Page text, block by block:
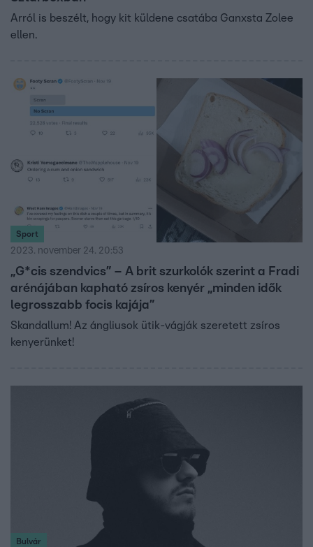
Arról is beszélt, hogy kit küldene csatába Ganxsta Zolee
ellen.
Sport
2023. november 24. 20:53
„G*cis szendvics” – A brit szurkolók szerint a Fradi
arénájában kapható zsíros kenyér „minden idők
legrosszabb focis kajája”
Skandallum! Az ángliusok ütik-vágják szeretett zsíros
kenyerünket!
Bulvár